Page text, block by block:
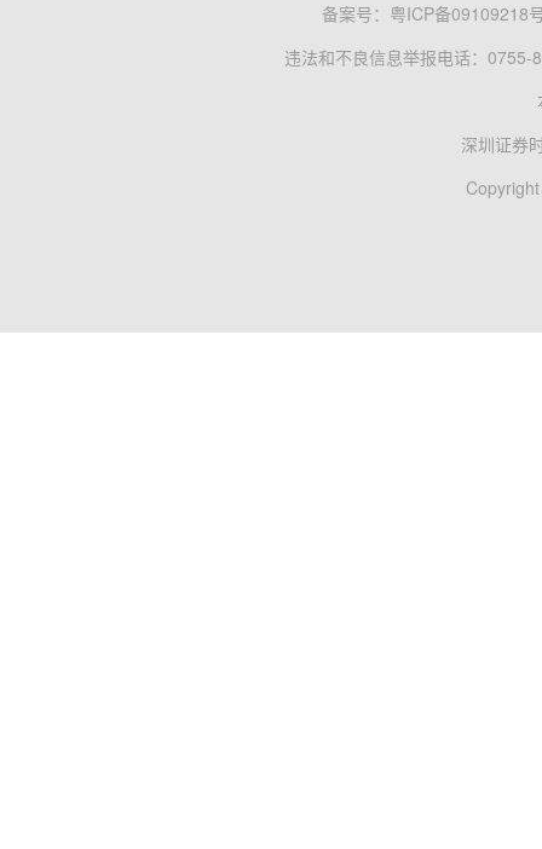
备案号： 粤ICP备09109218
违法和不良信息举报电话：0755-
深圳证券